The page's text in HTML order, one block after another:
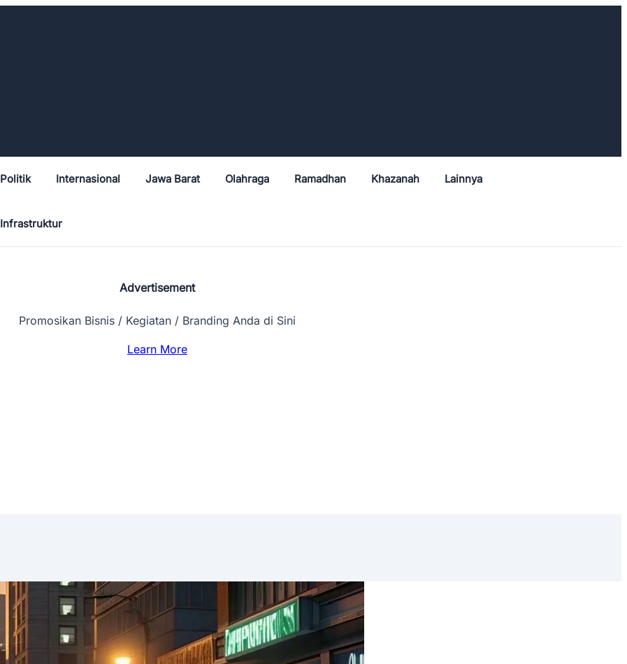
Politik Internasional Jawa Barat Olahraga Ramadhan Khazanah Lainnya
Infrastruktur
Advertisement
Promosikan Bisnis / Kegiatan / Branding Anda di Sini
Learn More